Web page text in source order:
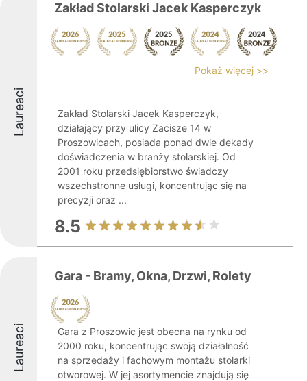
Laureaci
Zakład Stolarski Jacek Kasperczyk
Pokaż więcej >>
Zakład Stolarski Jacek Kasperczyk,
działający przy ulicy Zacisze 14 w
Proszowicach, posiada ponad dwie dekady
doświadczenia w branży stolarskiej. Od
2001 roku przedsiębiorstwo świadczy
wszechstronne usługi, koncentrując się na
precyzji oraz ...
8.5
Laureaci
Gara - Bramy, Okna, Drzwi, Rolety
Gara z Proszowic jest obecna na rynku od
2000 roku, koncentrując swoją działalność
na sprzedaży i fachowym montażu stolarki
otworowej. W jej asortymencie znajdują się